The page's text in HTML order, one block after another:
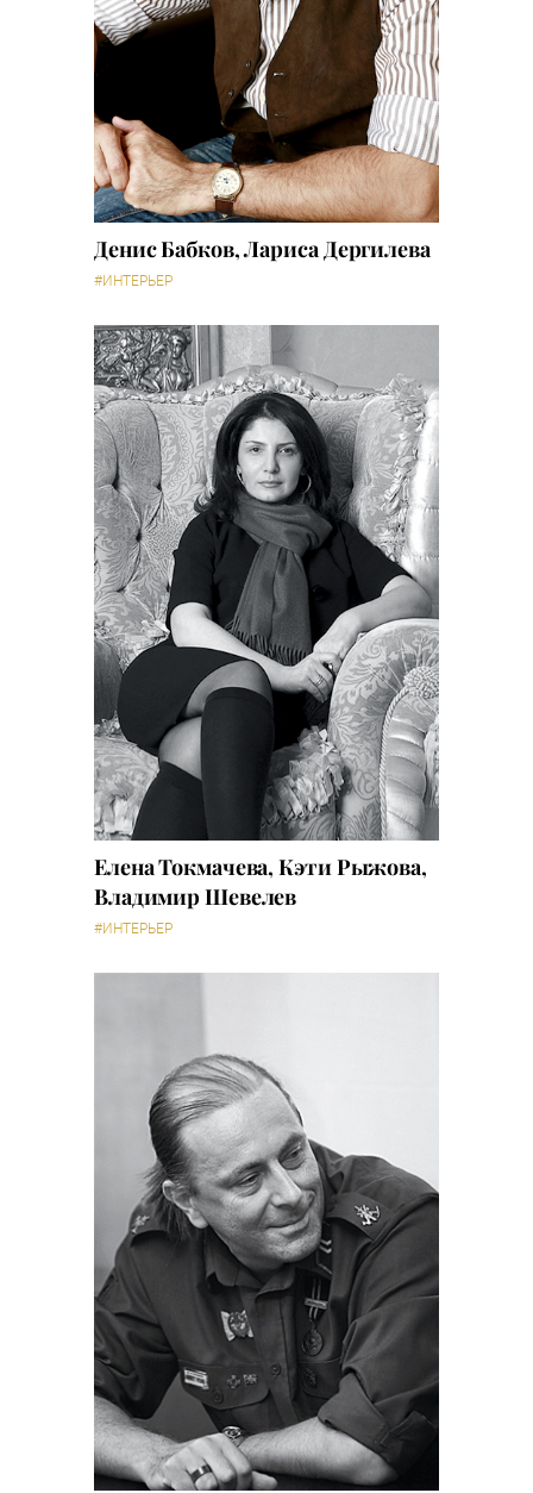
Денис Бабков, Лариса Дергилева
#ИНТЕРЬЕР
Елена Токмачева, Кэти Рыжова,
Владимир Шевелев
#ИНТЕРЬЕР